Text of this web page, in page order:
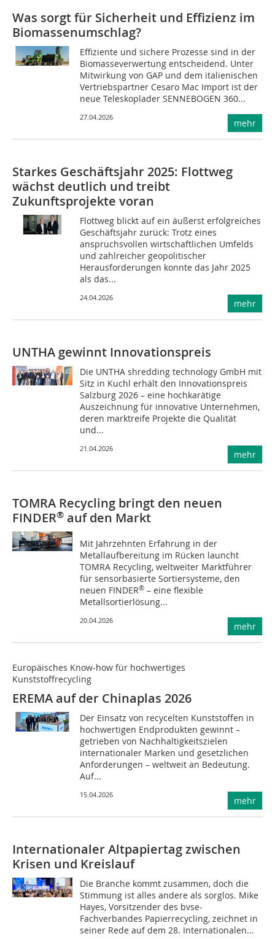
Was sorgt für Sicherheit und Effizienz im
Biomassenumschlag?
Effiziente und sichere Prozesse sind in der
Biomasseverwertung entscheidend. Unter
Mitwirkung von GAP und dem italienischen
Vertriebspartner Cesaro Mac Import ist der
neue Teleskoplader SENNEBOGEN 360...
27.04.2026
mehr
Starkes Geschäftsjahr 2025: Flottweg
wächst deutlich und treibt
Zukunftsprojekte voran
Flottweg blickt auf ein äußerst erfolgreiches
Geschäftsjahr zurück: Trotz eines
anspruchsvollen wirtschaftlichen Umfelds
und zahlreicher geopolitischer
Herausforderungen konnte das Jahr 2025
als das...
24.04.2026
mehr
UNTHA gewinnt Innovationspreis
Die UNTHA shredding technology GmbH mit
Sitz in Kuchl erhält den Innovationspreis
Salzburg 2026 – eine hochkarätige
Auszeichnung für innovative Unternehmen,
deren marktreife Projekte die Qualität
und...
21.04.2026
mehr
TOMRA Recycling bringt den neuen
FINDER® auf den Markt
Mit Jahrzehnten Erfahrung in der
Metallaufbereitung im Rücken launcht
TOMRA Recycling, weltweiter Marktführer
für sensorbasierte Sortiersysteme, den
neuen FINDER® – eine flexible
Metallsortierlösung...
20.04.2026
mehr
Europäisches Know-how für hochwertiges
Kunststoffrecycling
EREMA auf der Chinaplas 2026
Der Einsatz von recycelten Kunststoffen in
hochwertigen Endprodukten gewinnt –
getrieben von Nachhaltigkeitszielen
internationaler Marken und gesetzlichen
Anforderungen – weltweit an Bedeutung.
Auf...
15.04.2026
mehr
Internationaler Altpapiertag zwischen
Krisen und Kreislauf
Die Branche kommt zusammen, doch die
Stimmung ist alles andere als sorglos. Mike
Hayes, Vorsitzender des bvse-
Fachverbandes Papierrecycling, zeichnet in
seiner Rede auf dem 28. Internationalen...